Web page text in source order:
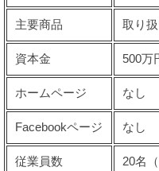
主要商品 取り
資本金 500万
ホームページ なし
Facebookページ なし
従業員数 20名